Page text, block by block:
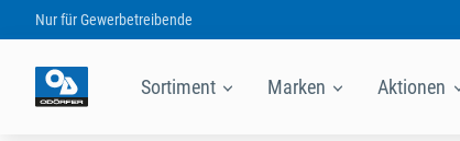
Nur fürGewerbetreibende
Sortiment Marken Aktionen